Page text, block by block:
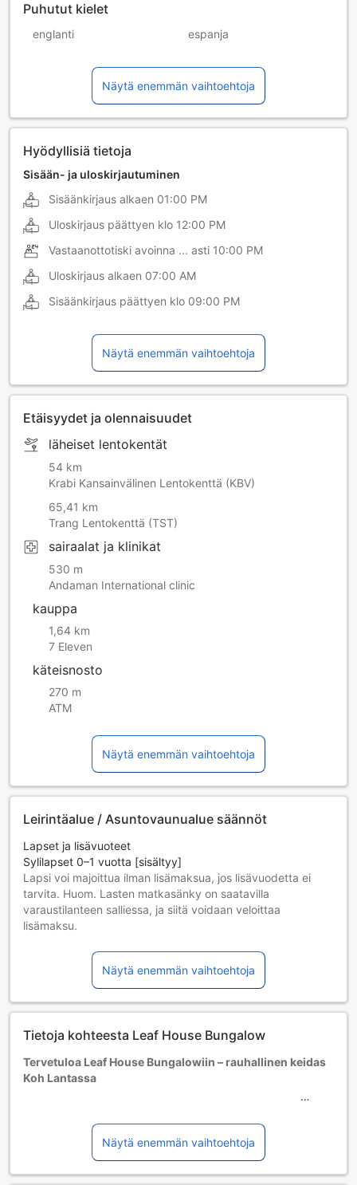
Puhutut kielet
englanti espanja
Näytä enemmän vaihtoehtoja
Hyödyllisiä tietoja
Sisään- ja uloskirjautuminen
Sisäänkirjaus alkaen 01:00 PM
Uloskirjaus päättyen klo 12:00 PM
Vastaanottotiski avoinna ... asti 10:00 PM
Uloskirjaus alkaen 07:00 AM
Sisäänkirjaus päättyen klo 09:00 PM
Näytä enemmän vaihtoehtoja
Etäisyydet ja olennaisuudet
läheiset lentokentät
54 km
Krabi Kansainvälinen Lentokenttä (KBV)
65,41 km
Trang Lentokenttä (TST)
sairaalat ja klinikat
530 m
Andaman International clinic
kauppa
1,64 km
7 Eleven
käteisnosto
270 m
ATM
Näytä enemmän vaihtoehtoja
Leirintäalue / Asuntovaunualue säännöt
Lapset ja lisävuoteet
Sylilapset 0–1 vuotta [sisältyy]
Lapsi voi majoittua ilman lisämaksua, jos lisävuodetta ei
tarvita. Huom. Lasten matkasänky on saatavilla
varaustilanteen salliessa, ja siitä voidaan veloittaa
lisämaksu.
Lapsi majoittuu ilmaiseksi, jos nukkuu jo olemassa olevilla
vuoteilla. Huomaa: jos tarvitset pinnasängyn, siitä voidaan
veloittaa erikseen.
Yli 13-vuotiaat vieraat katsotaan aikuisiksi.
tarkista kunkin huoneen kohdalta huonekoko lisätietoa
Kun varaat enemmän kuin 5 huonetta, eri käytännöt ja
ehdot saattavat päteä.
Näytä enemmän vaihtoehtoja
Tietoja kohteesta Leaf House Bungalow
Tervetuloa Leaf House Bungalowiin – rauhallinen keidas
Koh Lantassa
sijaitsee kauniissa Koh Lantan saaren ympäristössä
Thaimaassa. Tämä idyllinen majoituspaikka tarjoaa
vierailleen täydellisen pakopaikan, jossa voit rentoutua ja
nauttia trooppisesta ilmastosta. Hotelli rakennettiin vuonna
Näytä enemmän vaihtoehtoja